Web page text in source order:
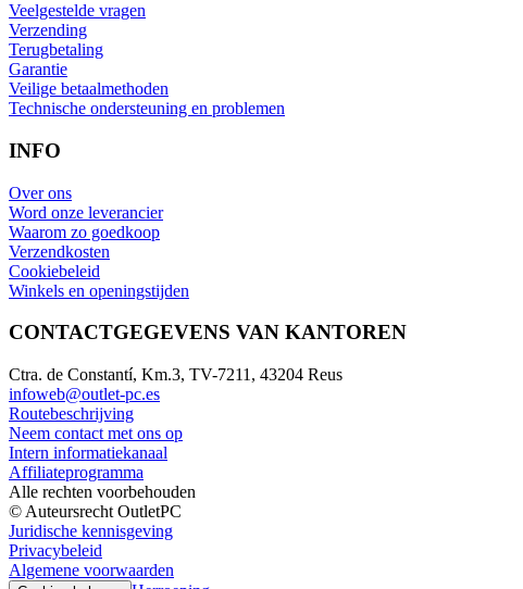
Veelgestelde vragen
Verzending
Terugbetaling
Garantie
Veilige betaalmethoden
Technische ondersteuning en problemen
INFO
Over ons
Word onze leverancier
Waarom zo goedkoop
Verzendkosten
Cookiebeleid
Winkels en openingstijden
CONTACTGEGEVENS VAN KANTOREN
Ctra. de Constantí, Km.3, TV-7211, 43204 Reus
infoweb@outlet-pc.es
Routebeschrijving
Neem contact met ons op
Intern informatiekanaal
Affiliateprogramma
Alle rechten voorbehouden
© Auteursrecht OutletPC
Juridische kennisgeving
Privacybeleid
Algemene voorwaarden